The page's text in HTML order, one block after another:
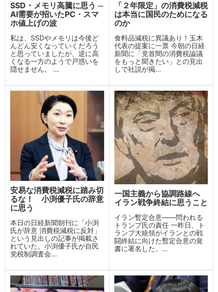
SSD・メモリ高騰に思う ─
AI需要が招いたPC・スマ
ホ値上げの波
私は、SSDやメモリは今後ど
んどん安くなっていくだろう
と思っていましたが、逆に高
くなる一方のようで戸惑いを
隠せません。 ...
「２年限定」の消費税減税
は本当に国民のためになる
のか
食料品減税に異議あり！玉木
代表の提案に一票 今朝の日経
新聞に「党首間の消費税論議
をもっと聞きたい」との見出
しで社説が掲...
安易な消費税減税に踏み切
るな！ 小渕優子氏の辞意
に思う
本日の日経新聞朝刊に「小渕
氏が辞意 消費税減税に反対」
という見出しの記事が掲載さ
れていた。小渕優子氏が自民
党税制調査会...
一国主義から協調路線へ
イラン戦争終結に思うこと
イラン暫定合意——問われる
トランプ氏の責任 一昨日、ト
ランプ大統領がイランとの戦
闘終結に向けた暫定合意の覚
書に署名した。...